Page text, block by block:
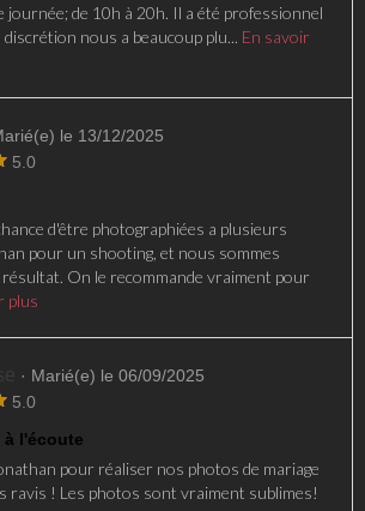
journée; de 10h à 20h. Il a été professionnel
discrétion nous a beaucoup plu... En savoir
le 13/12/2025
5.0
d'être photographiées a plusieurs
pour un shooting, et nous sommes
On le recommande vraiment pour
plus
· Marié(e) le 06/09/2025
5.0
l'écoute
pour réaliser nos photos de mariage
ravis ! Les photos sont vraiment sublimes!